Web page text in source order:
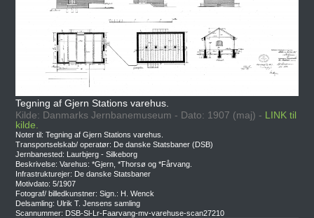
Tegning af Gjern Stations varehus.
Kilde: Danmarks Jernbanemuseum - Dato: 1907 (maj) - LINK til
kilde.
Noter til: Tegning af Gjern Stations varehus.
Transportselskab/ operatør: De danske Statsbaner (DSB)
Jernbanested: Laurbjerg - Silkeborg
Beskrivelse: Varehus: *Gjern, *Thorsø og *Fårvang.
Infrastrukturejer: De danske Statsbaner
Motivdato: 5/1907
Fotograf/ billedkunstner: Sign.: H. Wenck
Delsamling: Ulrik T. Jensens samling
Scannummer: DSB-Sl-Lr-Faarvang-mv-varehuse-scan27210